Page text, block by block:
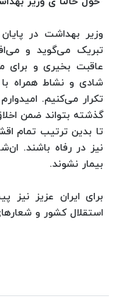
وزیر بهداشت در
تبریک می‌گوید و
عاقبت بخیری و برای
شادی و نشاط همراه
تکرار می‌کنیم.
گذشته بتواند ضمن
تا بدین ترتیب تمام
نیز در رفاه باشند.
بیمار نشوند.
برای ایران عزیز
استقلال کشور و